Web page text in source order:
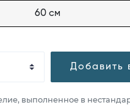
60 см
Добавить
выполненное в